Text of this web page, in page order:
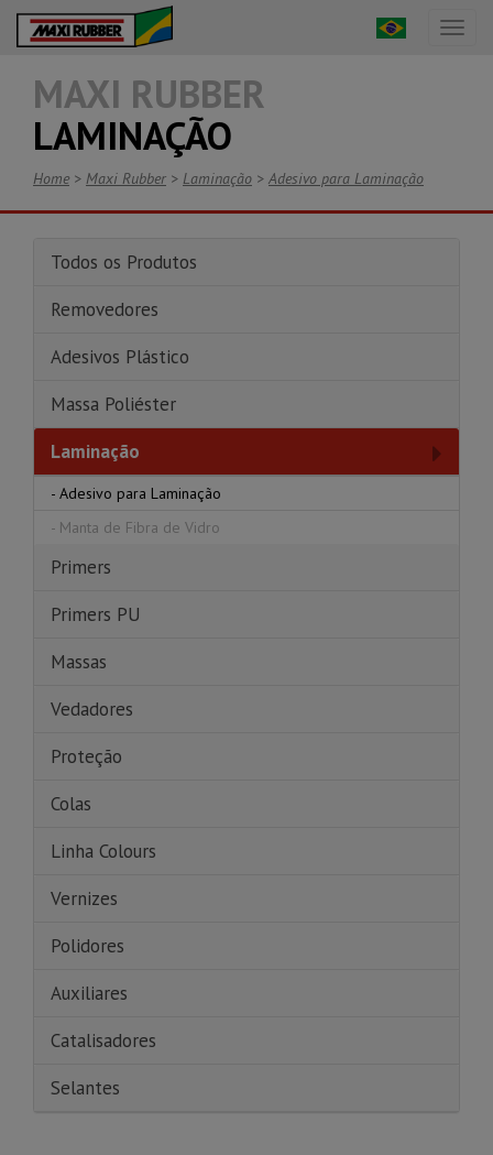
MAXI RUBBER
LAMINAÇÃO
Home > Maxi Rubber > Laminação > Adesivo para Laminação
Todos os Produtos
Removedores
Adesivos Plástico
Massa Poliéster
Laminação
- Adesivo para Laminação
- Manta de Fibra de Vidro
Primers
Primers PU
Massas
Vedadores
Proteção
Colas
Linha Colours
Vernizes
Polidores
Auxiliares
Catalisadores
Selantes